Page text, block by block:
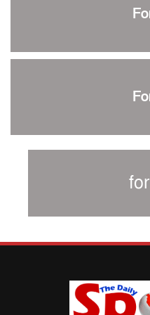
শান্ত-মুমিনুলদের ব্যাটে প্রথম
প্রচার বিমুখ এক ক্রীড়া
সাফের হ্যাটট্রিক মিশনে
বায়ার্নকে বিদায় করে
আগামী বছর থেকে
পাকিস্তানের বিপক্ষে টেস্টের
আত্মবিশ্বাসী সিমন্স